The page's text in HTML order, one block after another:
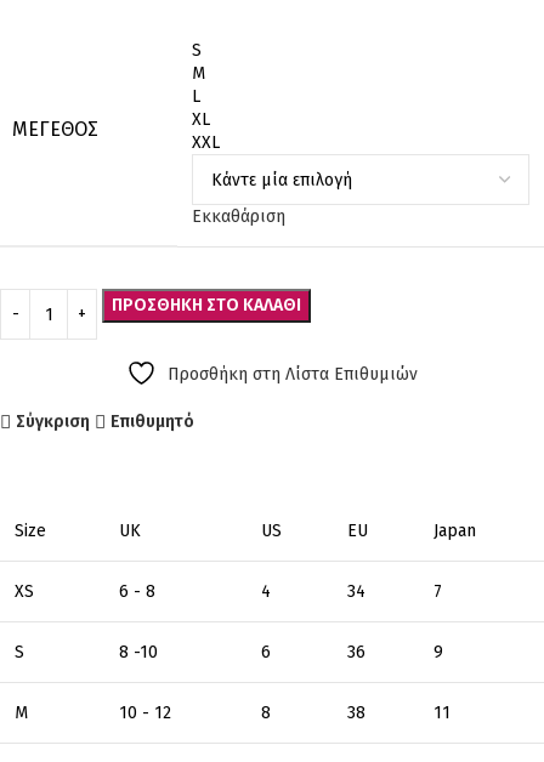
ΜΈΓΕΘΟΣ
S
M
L
XL
XXL
Εκκαθάριση
ΠΡΟΣΘΉΚΗ ΣΤΟ ΚΑΛΆΘΙ
Προσθήκη στη Λίστα Επιθυμιών
Σύγκριση Επιθυμητό
Size UK US EU Japan
XS 6 - 8 4 34 7
S 8 -10 6 36 9
M 10 - 12 8 38 11